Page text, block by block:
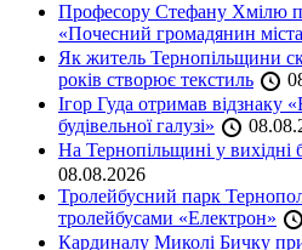
Професору Стефану Хмілю
«Почесний громадянин
Як житель Тернопільщини
років створює текстиль
Ігор Гуда отримав відзнаку
будівельної галузі»
На Тернопільщині у вихідні
08.08.2026
Тролейбусний парк
тролейбусами «Електрон»
Кардиналу Миколі Бичку